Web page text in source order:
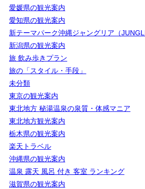
愛媛県の観光案内
愛知県の観光案内
新テーマパーク沖縄ジャングリア（
新潟県の観光案内
旅 飲み歩きプラン
旅の「スタイル・手段」
未分類
東京の観光案内
東北地方 秘湯温泉の泉質・体感マニア
東北地方観光案内
栃木県の観光案内
楽天トラベル
沖縄県の観光案内
温泉 露天 風呂 付き 客室 ランキング
滋賀県の観光案内